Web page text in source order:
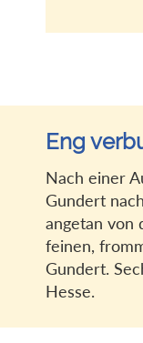
Eng
Nach einer
Gundert
angetan von
feinen,
Gundert.
Hesse.